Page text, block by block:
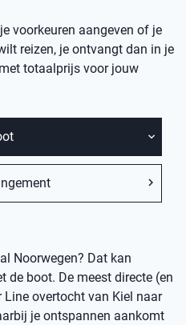
voorkeuren aangeven of je
reizen, je ontvangt dan in je
totaalprijs voor jouw
Noorwegen? Dat kan
boot. De meest directe (en
overtocht van Kiel naar
je ontspannen aankomt